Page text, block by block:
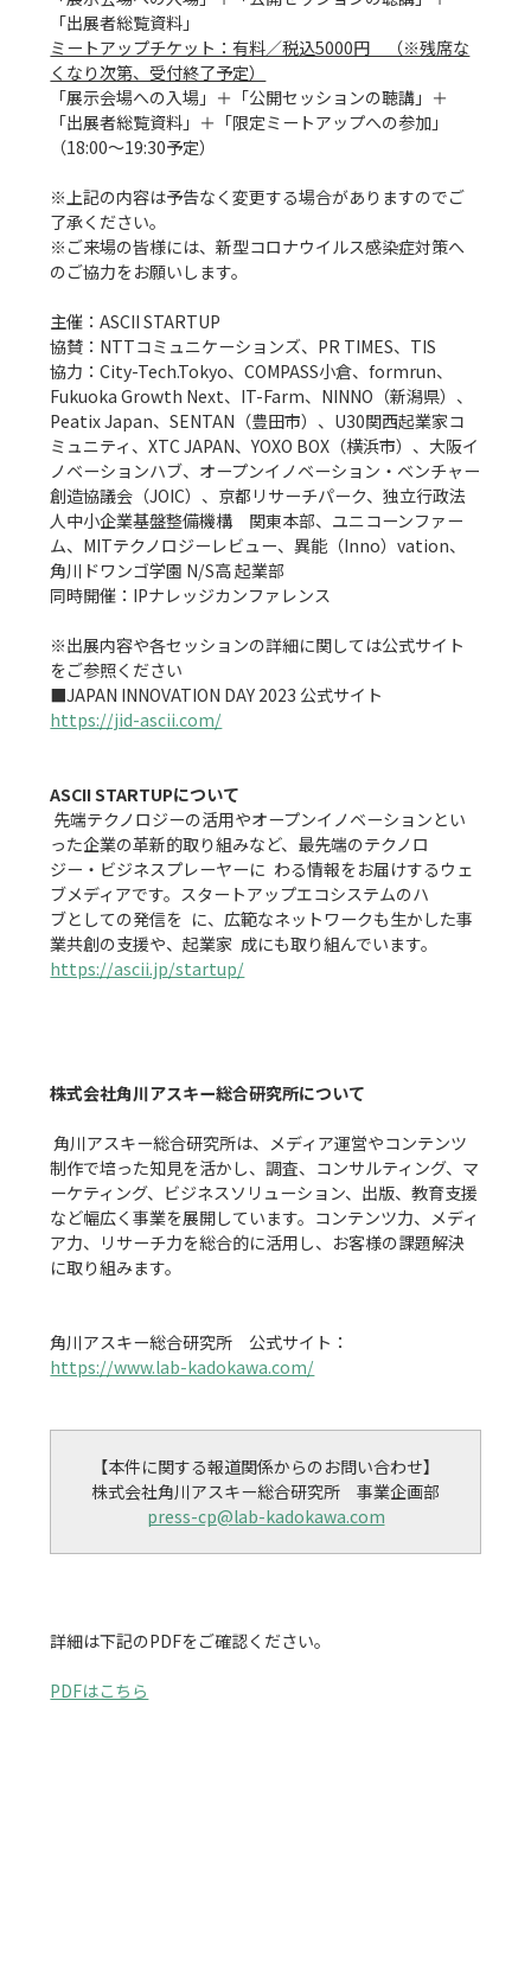
ミートアップチケット：有料／税込5000円　（※残席な
くなり次第、受付終了予定）
「展示会場への入場」＋「公開セッションの聴講」＋
「出展者総覧資料」＋「限定ミートアップへの参加」
（18:00～19:30予定）
※上記の内容は予告なく変更する場合がありますのでご
了承ください。
※ご来場の皆様には、新型コロナウイルス感染症対策へ
のご協力をお願いします。
主催：ASCII STARTUP
協賛：NTTコミュニケーションズ、PR TIMES、TIS
協力：City-Tech.Tokyo、COMPASS小倉、formrun、
Fukuoka Growth Next、IT-Farm、NINNO（新潟県）、
Peatix Japan、SENTAN（豊田市）、U30関西起業家コ
ミュニティ、XTC JAPAN、YOXO BOX（横浜市）、大阪イ
ノベーションハブ、オープンイノベーション・ベンチャー
創造協議会（JOIC）、京都リサーチパーク、独立行政法
人中小企業基盤整備機構　関東本部、ユニコーンファー
ム、MITテクノロジーレビュー、異能（Inno）vation、
角川ドワンゴ学園 N/S高 起業部
同時開催：IPナレッジカンファレンス
※出展内容や各セッションの詳細に関しては公式サイト
をご参照ください
https://jid-ascii.com/
ASCII STARTUPについて
った企業の⾰新的取り組みなど、最先端のテクノロ
ジー・ビジネスプレーヤーに わる情報をお届けするウェ
ブメディアです。スタートアップエコシステムのハ
ブとしての発信を に、広範なネットワークも⽣かした事
https://ascii.jp/startup/
株式会社角川アスキー総合研究所について
制作で培った知見を活かし、調査、コンサルティング、マ
ーケティング、ビジネスソリューション、出版、教育支援
など幅広く事業を展開しています。コンテンツ力、メディ
ア力、リサーチ力を総合的に活用し、お客様の課題解決
に取り組みます。
角川アスキー総合研究所　公式サイト：
https://www.lab-kadokawa.com/
【本件に関する報道関係からのお問い合わせ】
press-cp@lab-kadokawa.com
詳細は下記のPDFをご確認ください。
PDFはこちら